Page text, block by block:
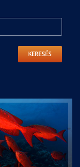
KERESÉS